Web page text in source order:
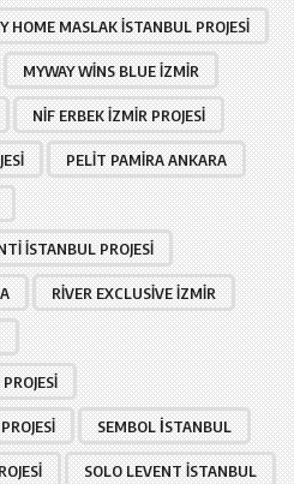
HOME MASLAK İSTANBUL PROJESI
MYWAY WINS BLUE İZMIR
NIF ERBEK İZMIR PROJESI
PELIT PAMIRA ANKARA
İSTANBUL PROJESI
RIVER EXCLUSIVE İZMIR
SEMBOL İSTANBUL
SOLO LEVENT İSTANBUL